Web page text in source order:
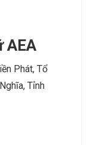
AEA
Phát, Tổ
Tỉnh